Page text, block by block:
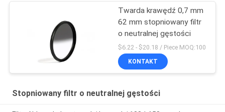
Twarda krawędź 0,7 mm
62 mm stopniowany filtr
o neutralnej gęstości
$6.22 - $20.18 / Piece MOQ:100
KONTAKT
Stopniowany filtr o neutralnej gęstości